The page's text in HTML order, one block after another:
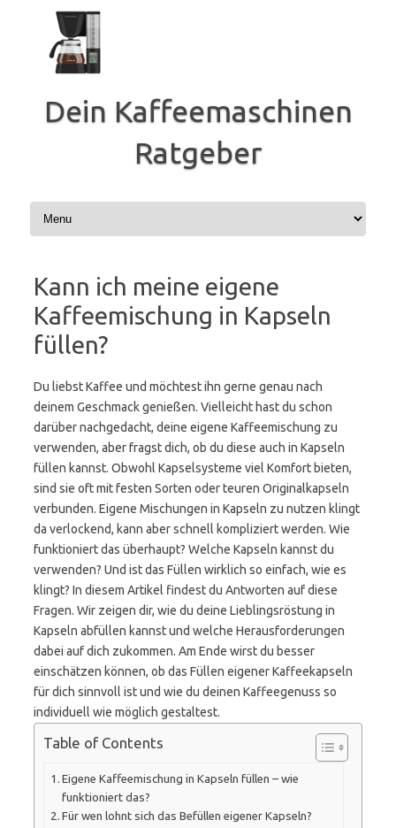
springen
Dein Kaffeemaschinen
Ratgeber
Kann ich meine eigene
Kaffeemischung in Kapseln
füllen?
Du liebst Kaffee und möchtest ihn gerne genau nach
deinem Geschmack genießen. Vielleicht hast du schon
darüber nachgedacht, deine eigene Kaffeemischung zu
verwenden, aber fragst dich, ob du diese auch in Kapseln
füllen kannst. Obwohl Kapselsysteme viel Komfort bieten,
sind sie oft mit festen Sorten oder teuren Originalkapseln
verbunden. Eigene Mischungen in Kapseln zu nutzen klingt
da verlockend, kann aber schnell kompliziert werden. Wie
funktioniert das überhaupt? Welche Kapseln kannst du
verwenden? Und ist das Füllen wirklich so einfach, wie es
klingt? In diesem Artikel findest du Antworten auf diese
Fragen. Wir zeigen dir, wie du deine Lieblingsröstung in
Kapseln abfüllen kannst und welche Herausforderungen
dabei auf dich zukommen. Am Ende wirst du besser
einschätzen können, ob das Füllen eigener Kaffeekapseln
für dich sinnvoll ist und wie du deinen Kaffeegenuss so
individuell wie möglich gestaltest.
Table of Contents
Eigene Kaffeemischung in Kapseln füllen – wie
funktioniert das?
Für wen lohnt sich das Befüllen eigener Kapseln?